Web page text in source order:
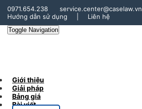
0971.654.238
service.center@caselaw.vn
Hướng dẫn sử dụng
Liên hệ
Toggle Navigation
Giới thiệu
Giải pháp
Bảng giá
Bài viết